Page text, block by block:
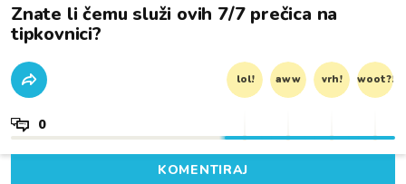
Znate li čemu služi ovih 7/7 prečica na
tipkovnici?
lol! aww vrh! woot?!
0
KOMENTIRAJ